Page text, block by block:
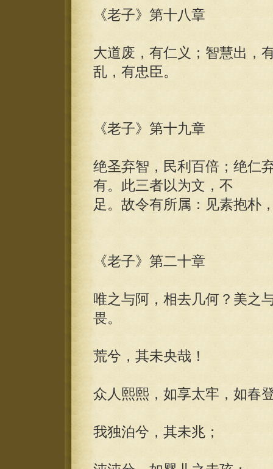
《老子》第十八章
大道废，有仁义；智慧出，
乱，有忠臣。
《老子》第十九章
绝圣弃智，民利百倍；绝仁
有。此三者以为文，不
足。故令有所属：见素抱朴
《老子》第二十章
唯之与阿，相去几何？美之
畏。
荒兮，其未央哉！
众人熙熙，如享太牢，如春
我独泊兮，其未兆；